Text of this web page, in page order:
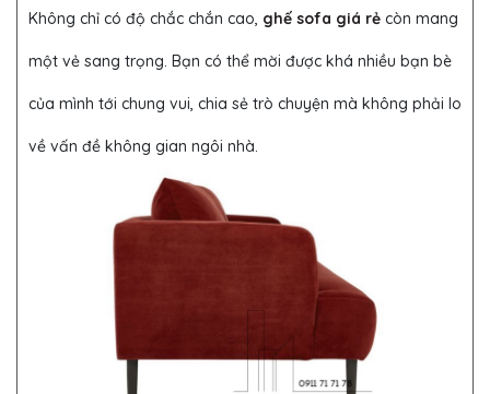
Không chỉ có độ chắc chắn cao, ghế sofa giá rẻ còn mang
một vẻ sang trọng. Bạn có thể mời được khá nhiều bạn bè
của mình tới chung vui, chia sẻ trò chuyện mà không phải lo
về vấn đề không gian ngôi nhà.